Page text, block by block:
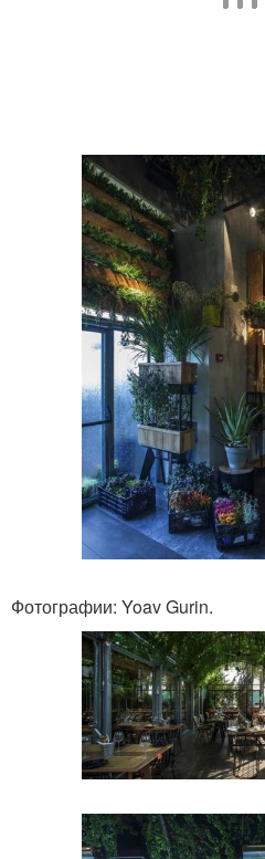
Фотографии: Yoav Gurin.